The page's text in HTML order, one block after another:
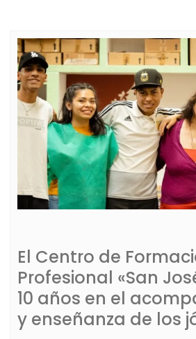
El Centro de
Profesional «San
10 años en el
y enseñanza de los